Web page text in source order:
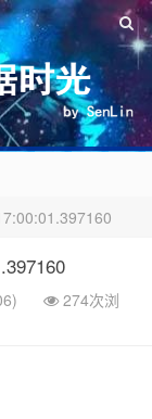
274次浏